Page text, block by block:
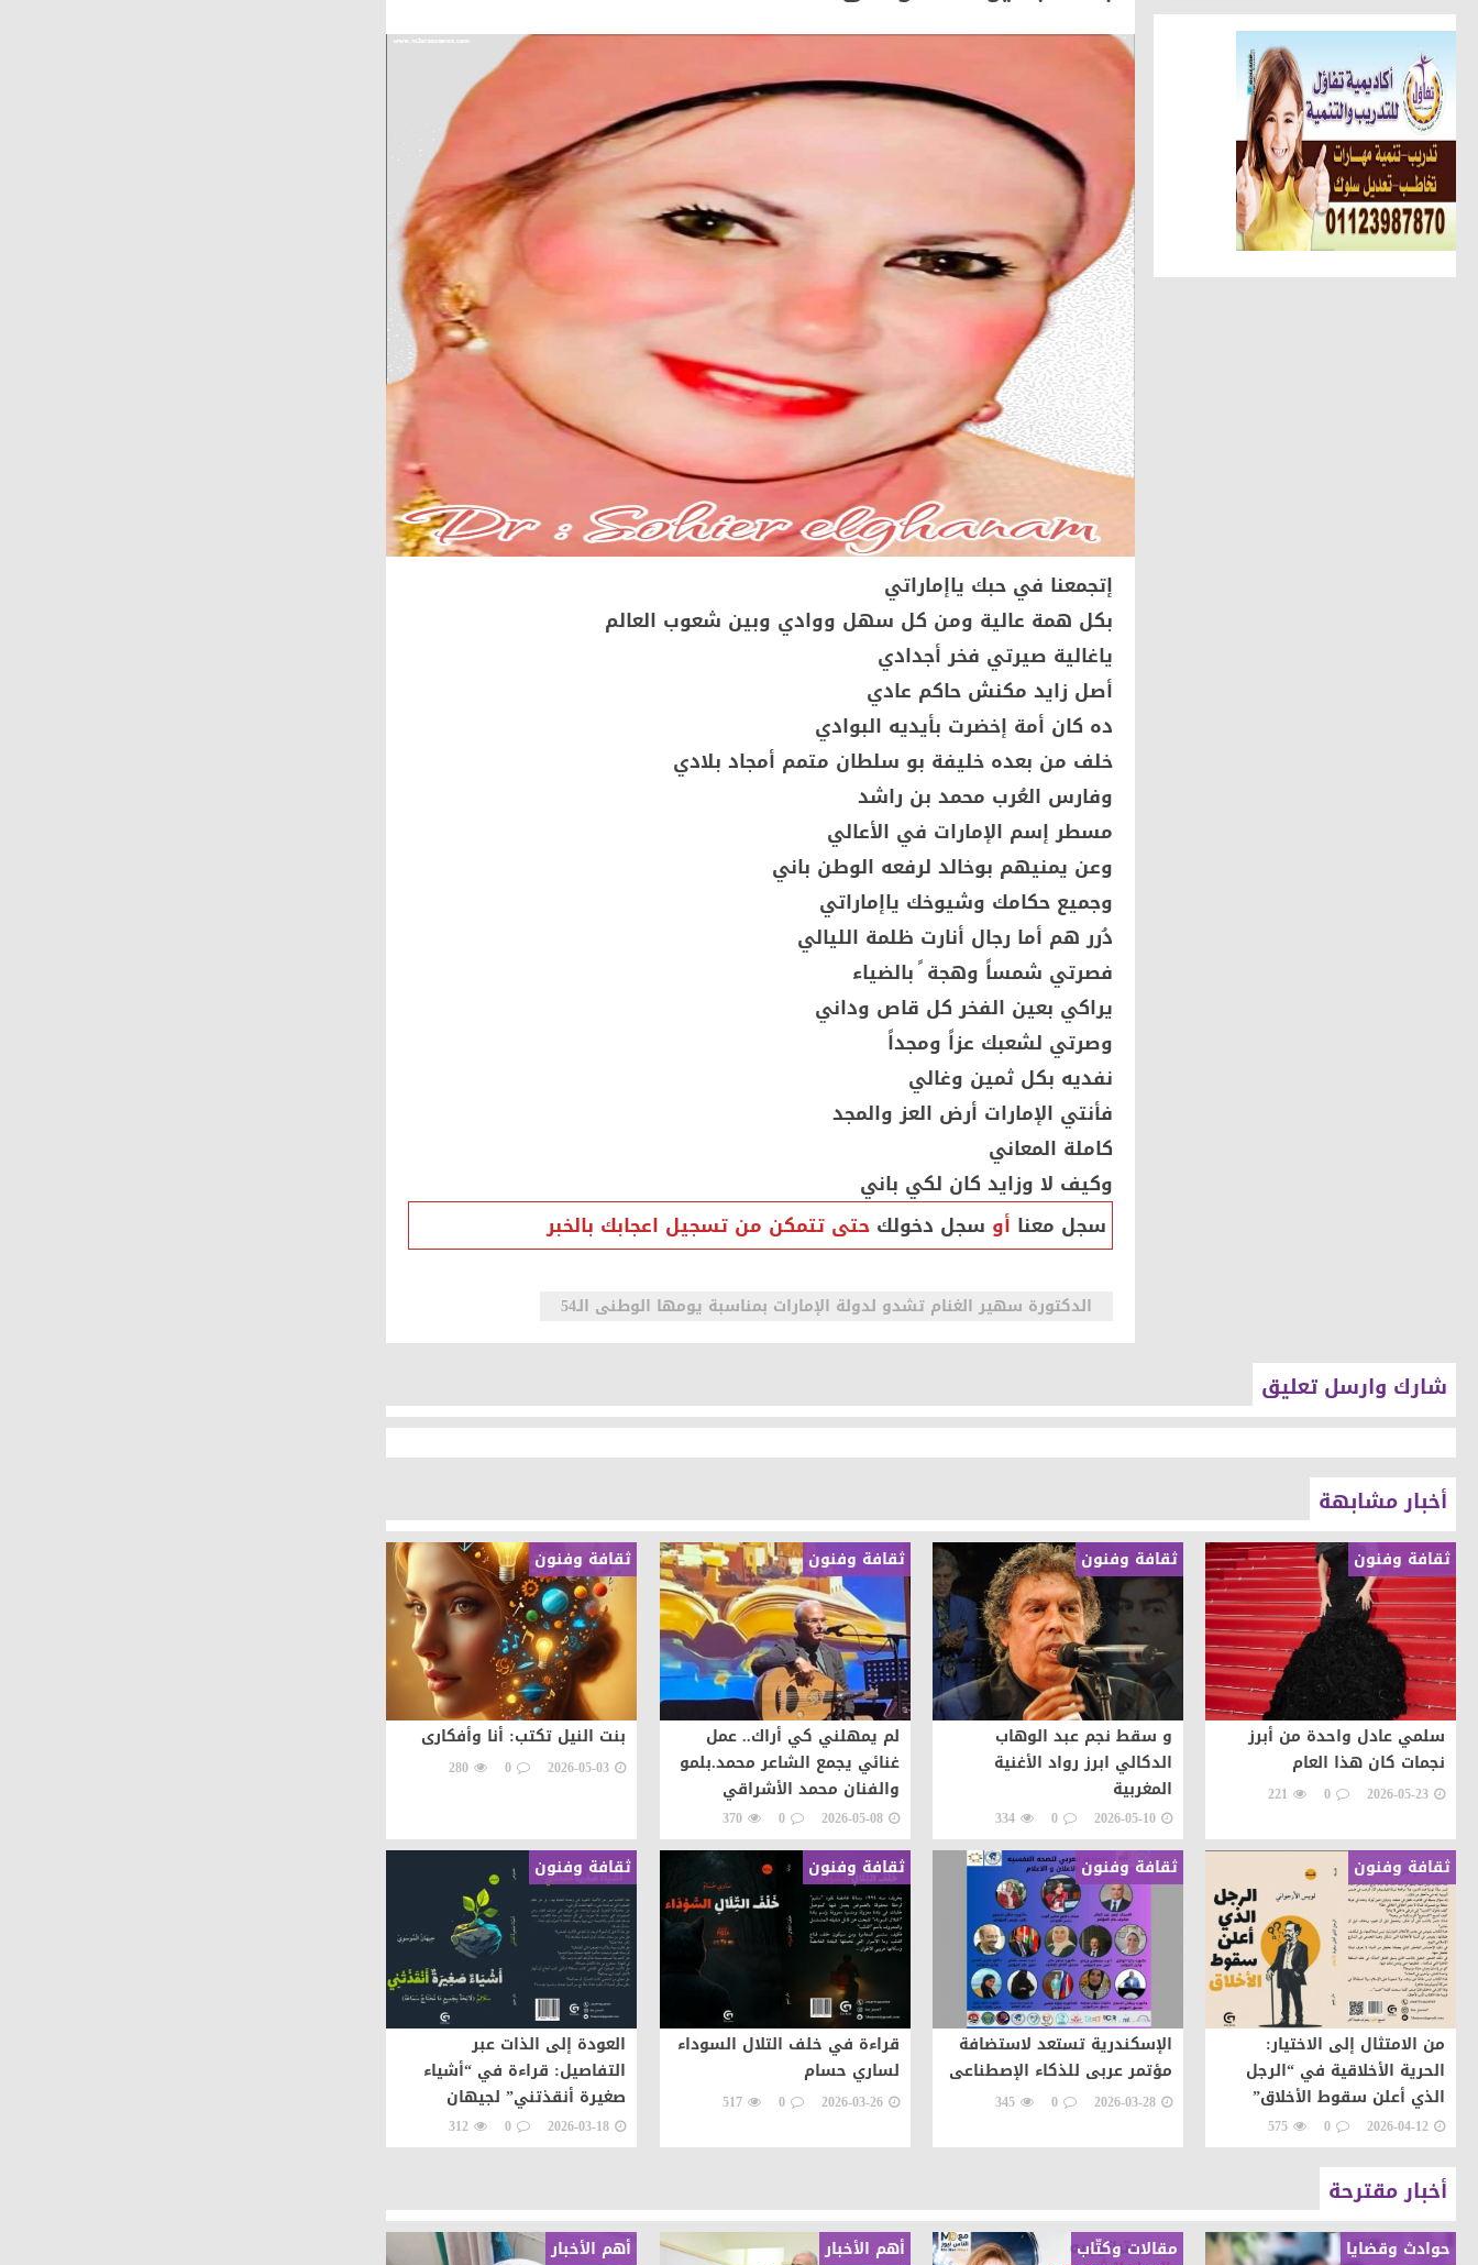
مقالات وكتّاب
سمية مدغرى علوى تكتب.. القراءة في الصيف رحلة عقلية في ظلال الهدوء
أخبار الناس
تهنئة الجريدة للاستاذ عبد السلام بلتاجي بمناسبة زفاف كريمته سلمي
أهم الأخبار
الوحدة المحلية بالحامول تستعين بسيارات طوارئ المياه لتلبية احتياجات مواطني المجاز
حوادث وقضايا
ضبط عاطل وسيدة أثناء تعاطيهما المخدرات بالإسكندرية
مقالات وكتّاب
عطوة الزقم يكتب.. عبدالهادى حجازى الرجل الذى آمن بإن النجاح الحقيقى هو الذى ينعكس على المجتمع
دعاء سكين ... تنضم لشركة صن رايز للسياحة والحج والعمرة
إتجمعنا في حبك ياإماراتي
بكل همة عالية ومن كل سهل ووادي وبين شعوب العالم
ياغالية صيرتي فخر أجدادي
أصل زايد مكنش حاكم عادي
ده كان أمة إخضرت بأيديه البوادي
خلف من بعده خليفة بو سلطان متمم أمجاد بلادي
وفارس العُرب محمد بن راشد
مسطر إسم الإمارات في الأعالي
وعن يمنيهم بوخالد لرفعه الوطن باني
وجميع حكامك وشيوخك ياإماراتي
دُرر هم أما رجال أنارت ظلمة الليالي
فصرتي شمساً وهجة ً بالضياء
يراكي بعين الفخر كل قاص وداني
وصرتي لشعبك عزاً ومجداً
نفديه بكل ثمين وغالي
فأنتي الإمارات أرض العز والمجد
كاملة المعاني
وكيف لا وزايد كان لكي باني
سجل معنا أو سجل دخولك حتى تتمكن من تسجيل اعجابك بالخبر
الدكتورة سهير الغنام تشدو لدولة الإمارات بمناسبة يومها الوطنى الـ54
شارك وارسل تعليق
أخبار مشابهة
ثقافة وفنون
سلمي عادل واحدة من أبرز
نجمات كان هذا العام
2026-05-23
0
221
ثقافة وفنون
و سقط نجم عبد الوهاب
الدكالي ابرز رواد الأغنية
المغربية
2026-05-10
0
334
ثقافة وفنون
لم يمهلني كي أراك.. عمل
غنائي يجمع الشاعر محمد.بلمو
والفنان محمد الأشراقي
2026-05-08
0
370
ثقافة وفنون
بنت النيل تكتب: أنا وأفكارى
2026-05-03
0
280
ثقافة وفنون
من الامتثال إلى الاختيار:
الحرية الأخلاقية في “الرجل
الذي أعلن سقوط الأخلاق”
للويس الأرجواني
2026-04-12
0
575
ثقافة وفنون
الإسكندرية تستعد لاستضافة
مؤتمر عربى للذكاء الإصطناعى
2026-03-28
0
345
ثقافة وفنون
قراءة في خلف التلال السوداء
لساري حسام
2026-03-26
0
517
ثقافة وفنون
العودة إلى الذات عبر
التفاصيل: قراءة في “أشياء
صغيرة أنقذتني” لجيهان
الموسوي
2026-03-18
0
312
أخبار مقترحة
حوادث وقضايا مقالات وكتّاب أهم الأخبار أهم الأخبار